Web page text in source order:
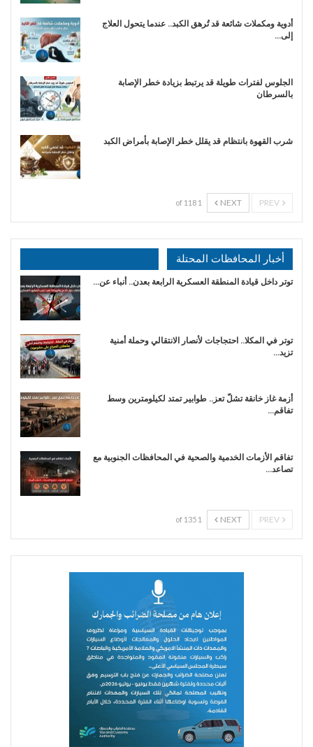
أدوية ومكملات شائعة قد تُرهق الكبد.. عندما يتحول العلاج
إلى…
الجلوس لفترات طويلة قد يرتبط بزيادة خطر الإصابة
بالسرطان
شرب القهوة بانتظام قد يقلل خطر الإصابة بأمراض الكبد
NEXT
1 of 118
أخبار المحافظات المحتلة
توتر داخل قيادة المنطقة العسكرية الرابعة بعدن.. أنباء عن…
توتر في المكلا.. احتجاجات لأنصار الانتقالي وحملة أمنية
تزيد…
أزمة غاز خانقة تشلّ تعز.. طوابير تمتد لكيلومترين وسط
تفاقم…
تفاقم الأزمات الخدمية والصحية في المحافظات الجنوبية مع
تصاعد…
NEXT
1 of 135